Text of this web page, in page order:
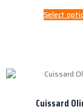
Select
Cuissard